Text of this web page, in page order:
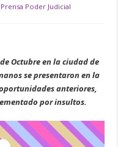
Poder Judicial
Octubre en la ciudad de
se presentaron en la
anteriores,
por insultos.